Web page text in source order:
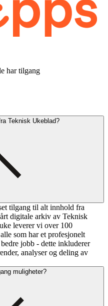
har tilgang
Teknisk Ukeblad?
tilgang til alt innhold fra
digitale arkiv av Teknisk
leverer vi over 100
som har et profesjonelt
jobb - dette inkluderer
analyser og deling av
muligheter?